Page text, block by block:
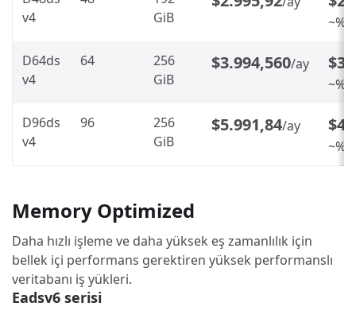
v4
GiB
D64ds
v4
64
256
GiB
$3.994,560/ay
D96ds
v4
96
256
GiB
$5.991,84/ay
Memory Optimized
Daha hızlı işleme ve daha yüksek eş zamanlılık için
bellek içi performans gerektiren yüksek performanslı
veritabanı iş yükleri.
Eadsv6 serisi